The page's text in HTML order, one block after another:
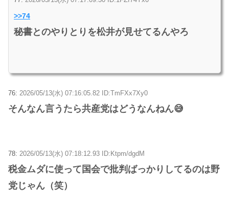
>>74
秘書とのやりとりを松井が見せてるんやろ
76: 2026/05/13(水) 07:16:05.82 ID:TmFXx7Xy0
そんなん言うたら共産党はどうなんねん😅
78: 2026/05/13(水) 07:18:12.93 ID:Ktpm/dgdM
税金ムダに使って国会で批判ばっかりしてるのは野
党じゃん（笑）